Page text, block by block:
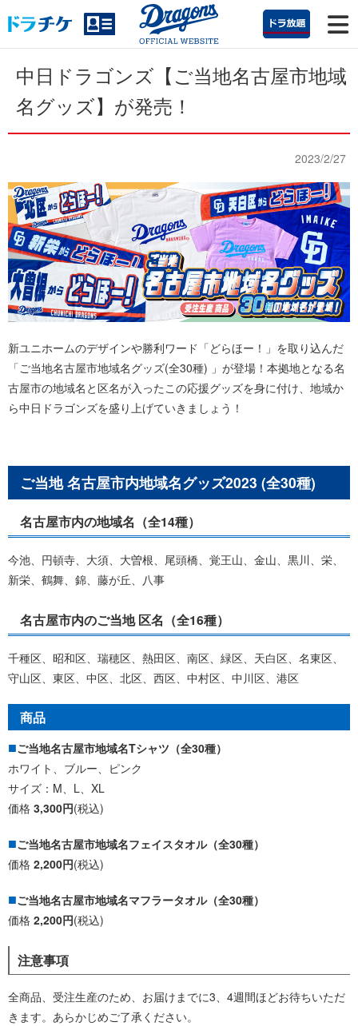
中日ドラゴンズ【ご当地名古屋市地域
名グッズ】が発売！
2023/2/27
新ユニホームのデザインや勝利ワード「どらほー！」を取り込んだ
「ご当地名古屋市地域名グッズ(全30種) 」が登場！本拠地となる名
古屋市の地域名と区名が入ったこの応援グッズを身に付け、地域か
ら中日ドラゴンズを盛り上げていきましょう！
ご当地 名古屋市内地域名グッズ2023 (全30種)
名古屋市内の地域名（全14種）
今池、円頓寺、大須、大曽根、尾頭橋、覚王山、金山、黒川、栄、
新栄、鶴舞、錦、藤が丘、八事
名古屋市内のご当地 区名（全16種）
千種区、昭和区、瑞穂区、熱田区、南区、緑区、天白区、名東区、
守山区、東区、中区、北区、西区、中村区、中川区、港区
商品
ご当地名古屋市地域名Tシャツ（全30種）
ホワイト、ブルー、ピンク
サイズ：M、L、XL
価格 3,300円(税込)
ご当地名古屋市地域名フェイスタオル（全30種）
価格 2,200円(税込)
ご当地名古屋市地域名マフラータオル（全30種）
価格 2,200円(税込)
注意事項
全商品、受注生産のため、お届けまでに3、4週間ほどお待ちいただ
きます。あらかじめご了承ください。